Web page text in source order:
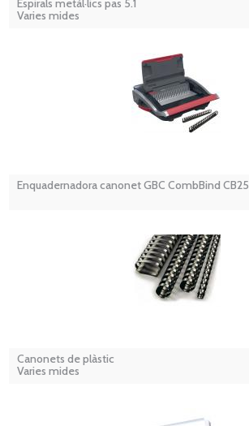
Espirals metàl·lics pas 5.1
Varies mides
Enquadernadora canonet GBC CombBind CB25
Canonets de plàstic
Varies mides